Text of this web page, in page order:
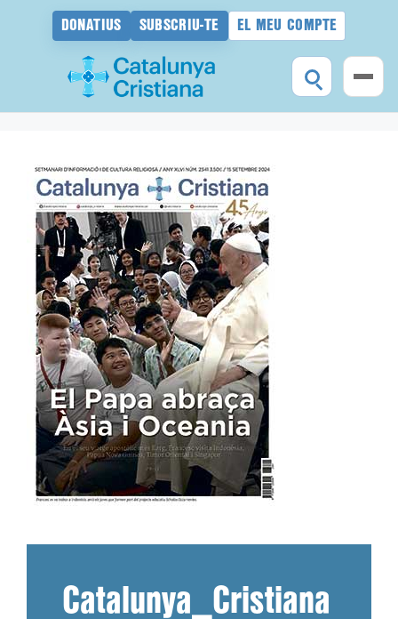
DONATIUS SUBSCRIU-TE EL MEU COMPTE
contingut
Catalunya_Cristiana